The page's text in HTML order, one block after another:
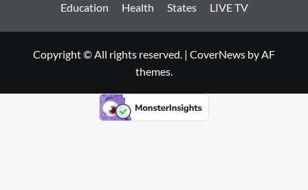
Education
Health States LIVE TV
Copyright © All rights reserved. | CoverNews by AF
themes.